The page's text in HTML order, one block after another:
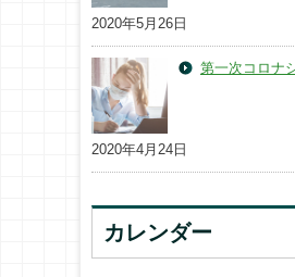
2020年5月26日
第一次コロナ
2020年4月24日
カレンダー